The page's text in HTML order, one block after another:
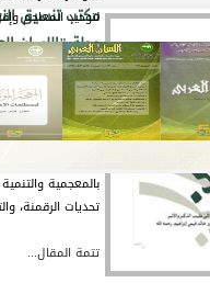
لتوحيد المعاجم
تتمة المقال...
مكتب تنسيق
مجلة "اللسان
أصدر مكتب تنسيق
والثقافة والعلوم
"اللسان العربي"،
اللغوية
بالمعجمية
تحديات الرقمنة،
تتمة المقال...